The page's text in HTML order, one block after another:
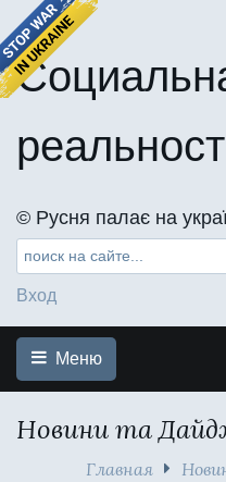
©️ Русня палає на
Вход
Меню
Новини та
Главная